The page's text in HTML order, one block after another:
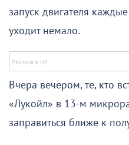
запуск двигателя
уходит немало.
Вчера вечером, те, кто
«Лукойл» в 13-м
заправиться ближе к